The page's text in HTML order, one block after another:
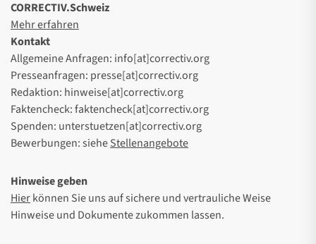
CORRECTIV.Schweiz
Mehr erfahren
Kontakt
Allgemeine Anfragen: info[at]correctiv.org
Presseanfragen: presse[at]correctiv.org
Redaktion: hinweise[at]correctiv.org
Faktencheck: faktencheck[at]correctiv.org
Spenden: unterstuetzen[at]correctiv.org
Bewerbungen: sieheStellenangebote
Hinweise geben
Hierkönnen Sie uns auf sichere und vertrauliche Weise
Hinweise und Dokumente zukommen lassen.